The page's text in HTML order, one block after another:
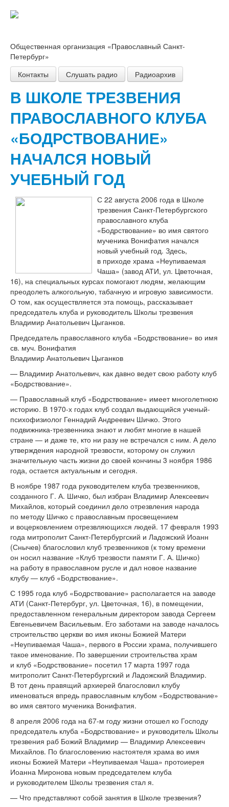
Общественная организация «Православный Санкт-
Петербург»
Контакты
Слушать радио Радиоархив
В ШКОЛЕ ТРЕЗВЕНИЯ
ПРАВОСЛАВНОГО КЛУБА
«БОДРСТВОВАНИЕ»
НАЧАЛСЯ НОВЫЙ
УЧЕБНЫЙ ГОД
С 22 августа 2006 года в Школе
трезвения Санкт-Петербургского
православного клуба
«Бодрствование» во имя святого
мученика Вонифатия начался
новый учебный год. Здесь,
в приходе храма «Неупиваемая
Чаша» (завод АТИ, ул. Цветочная,
16), на специальных курсах помогают людям, желающим
преодолеть алкогольную, табачную и игровую зависимости.
О том, как осуществляется эта помощь, рассказывает
председатель клуба и руководитель Школы трезвения
Владимир Анатольевич Цыганков.
Председатель православного клуба «Бодрствование» во имя
св. муч. Вонифатия
Владимир Анатольевич Цыганков
— Владимир Анатольевич, как давно ведет свою работу клуб
«Бодрствование».
— Православный клуб «Бодрствование» имеет многолетнюю
историю. В 1970-х годах клуб создал выдающийся ученый-
психофизиолог Геннадий Андреевич Шичко. Этого
подвижника-трезвенника знают и любят многие в нашей
стране — и даже те, кто ни разу не встречался с ним. А дело
утверждения народной трезвости, которому он служил
значительную часть жизни до своей кончины 3 ноября 1986
года, остается актуальным и сегодня.
В ноябре 1987 года руководителем клуба трезвенников,
созданного Г. А. Шичко, был избран Владимир Алексеевич
Михайлов, который соединил дело отрезвления народа
по методу Шичко с православным просвещением
и воцерковлением отрезвляющихся людей. 17 февраля 1993
года митрополитСанкт-Петербургский и Ладожский Иоанн
(Снычев) благословил клуб трезвенников (к тому времени
он носил название «Клуб трезвости памяти Г. А. Шичко)
на работу в православном русле и дал новое название
клубу — клуб «Бодрствование».
С 1995 года клуб «Бодрствование» располагается на заводе
АТИ (Санкт-Петербург, ул. Цветочная, 16), в помещении,
предоставленном генеральным директором завода Сергеем
Евгеньевичем Васильевым. Его заботами на заводе началось
строительство церкви во имя иконы Божией Матери
«Неупиваемая Чаша», первого в России храма, получившего
такое именование. По завершении строительства храм
и клуб «Бодрствование» посетил 17 марта 1997 года
митрополитСанкт-Петербургский и Ладожский Владимир.
В тот день правящий архиерей благословил клубу
именоваться впредь православным клубом «Бодрствование»
во имя святого мученика Вонифатия.
8 апреля 2006 года на 67-м году жизни отошел ко Господу
председатель клуба «Бодрствование» и руководитель Школы
трезвения раб Божий Владимир — Владимир Алексеевич
Михайлов. По благословению настоятеля храма во имя
иконы Божией Матери «Неупиваемая Чаша» протоиерея
Иоанна Миронова новым председателем клуба
и руководителем Школы трезвения стал я.
— Что представляют собой занятия в Школе трезвения?